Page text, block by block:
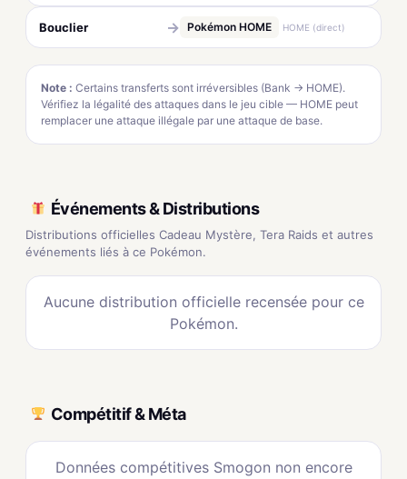
Bouclier → Pokémon HOME HOME (direct)
Note : Certains transferts sont irréversibles (Bank → HOME).
Vérifiez la légalité des attaques dans le jeu cible — HOME peut
remplacer une attaque illégale par une attaque de base.
Événements & Distributions
Distributions officielles Cadeau Mystère, Tera Raids et autres
événements liés à ce Pokémon.
Aucune distribution officielle recensée pour ce
Pokémon.
Compétitif & Méta
Données compétitives Smogon non encore